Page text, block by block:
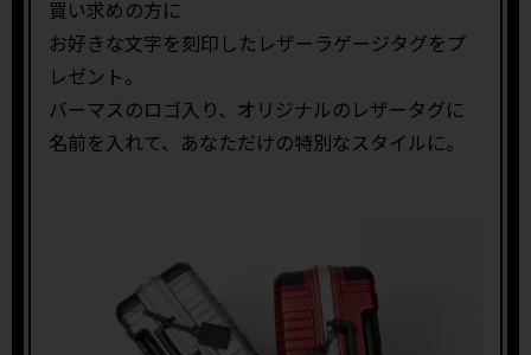
買い求めの方に
お好きな文字を刻印したレザーラゲージタグをプ
レゼント。
バーマスのロゴ入り、オリジナルのレザータグに
名前を入れて、あなただけの特別なスタイルに。